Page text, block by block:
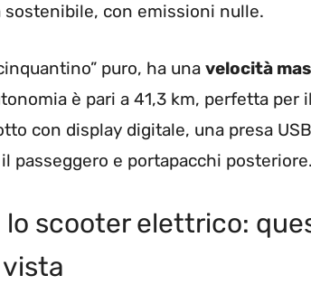
con emissioni nulle.
puro, ha una velocità
è pari a 41,3 km, perfetta per
con display digitale, una presa
passeggero e portapacchi posteriore.
lo scooter elettrico:
vista